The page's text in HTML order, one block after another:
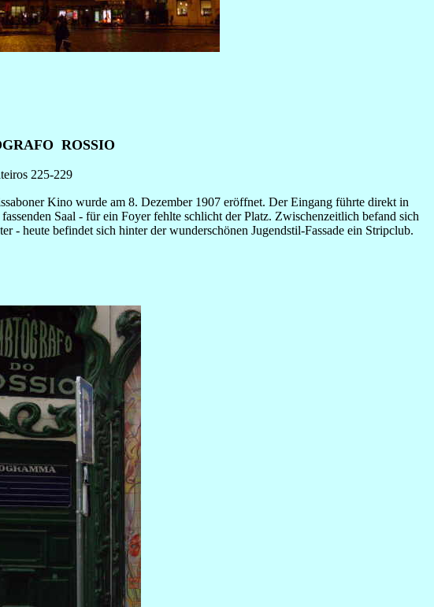
ROSSIO
225-229
Kino wurde am 8. Dezember 1907 eröffnet. Der Eingang führte direkt in
Saal - für ein Foyer fehlte schlicht der Platz. Zwischenzeitlich befand sich
- heute befindet sich hinter der wunderschönen Jugendstil-Fassade ein Stripclub.